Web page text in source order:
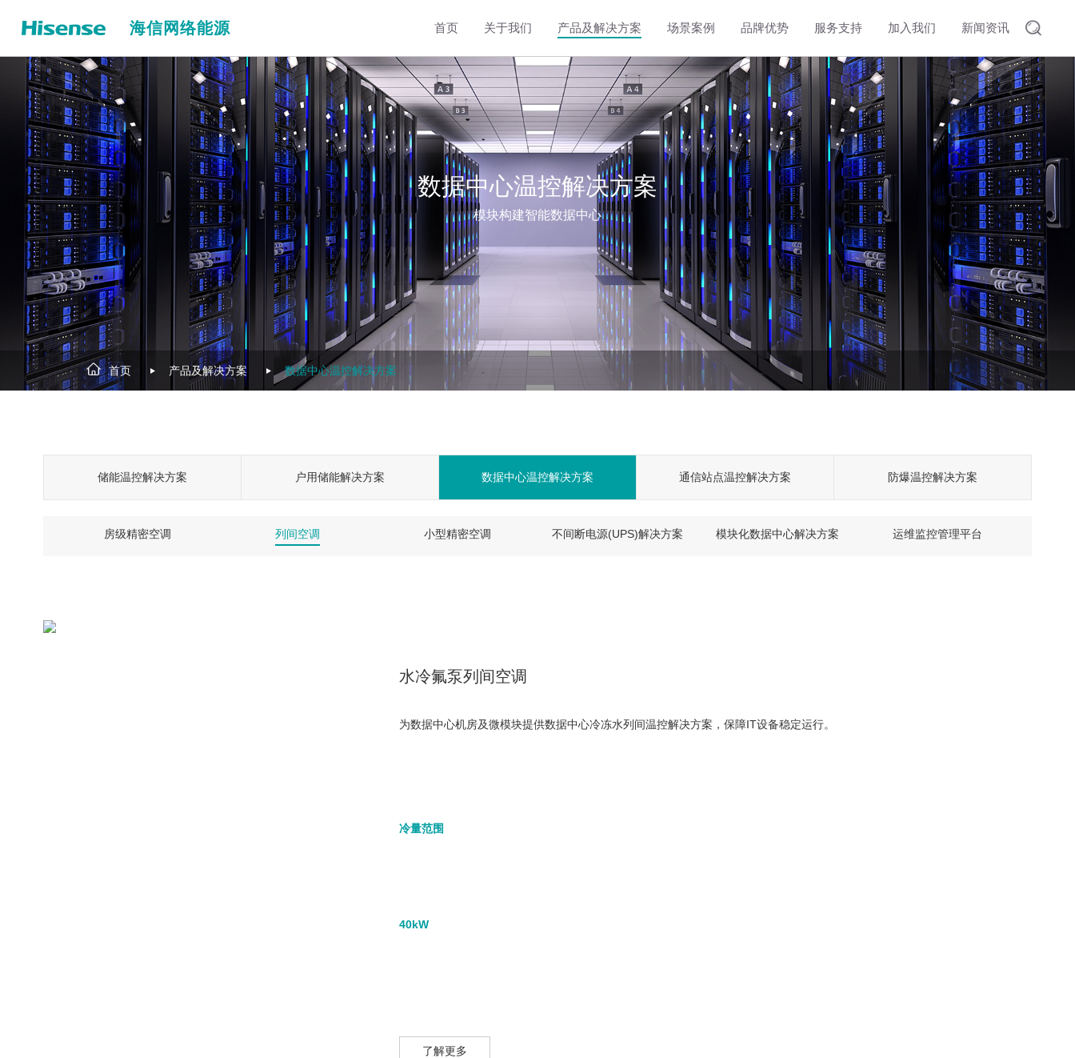
海信网络能源 首页 关于我们 产品及解决方案
储能温控解决方案
户用储能解决方案
数据中心温控解决方案
通信站点温控解决方案
防爆温控解决方案
大型储能温控解决方案
80kW立式储能温控液冷机组
80kW横置式储能温控液冷机组
60kW立式储能温控液冷机组
40kW立式储能温控液冷机组
30kW立式储能温控液冷机组
工商储能温控解决方案
8kW立式液冷储能温控机组
5kW卧式液冷储能温控机组
3kW卧式液冷储能温控机组
场景案例 品牌优势 服务支持 加入我们 新闻资讯
数据中心温控解决方案
模块构建智能数据中心
首页 产品及解决方案 数据中心温控解决方案
储能温控解决方案 户用储能解决方案 数据中心温控解决方案 通信站点温控解决方案 防爆温控解决方案
房级精密空调 列间空调 小型精密空调 不间断电源(UPS)解决方案 模块化数据中心解决方案 运维监控管理平台
水冷氟泵列间空调
为数据中心机房及微模块提供数据中心冷冻水列间温控解决方案，保障IT设备稳定运行。
冷量范围
40kW
了解更多